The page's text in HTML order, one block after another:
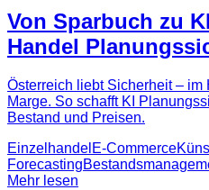
Von Sparbuch zu
Handel
Österreich liebt Sicherheit –
Marge. So schafft KI
Bestand und Preisen.
Einzelhandel E-Commerce
Forecasting
Mehr lesen